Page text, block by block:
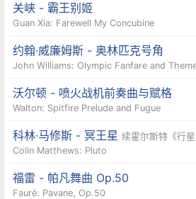
关峡 - 霸王别姬
Guan Xia: Farewell My Concubine
约翰·威廉姆斯 - 奥林匹克号角
John Williams: Olympic Fanfare and
沃尔顿 - 喷火战机前奏曲与赋格
Walton: Spitfire Prelude and Fugue
科林·马修斯 - 冥王星续霍尔斯特《行星
Colin Matthews: Pluto
福雷 - 帕凡舞曲 Op.50
Fauré: Pavane, Op.50